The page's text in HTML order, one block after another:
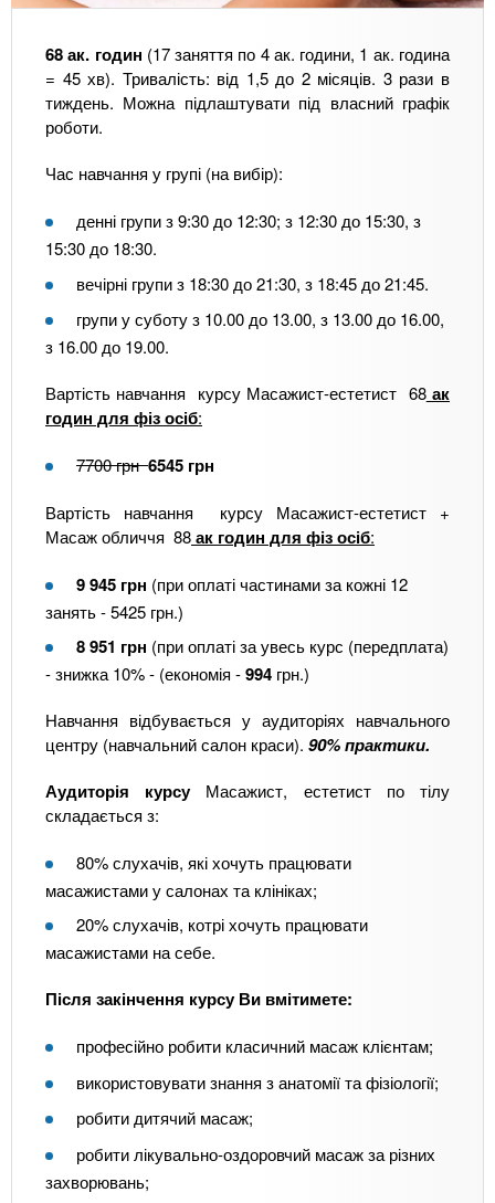
68 ак. годин (17 заняття по 4 ак. години, 1 ак. година
= 45 хв). Тривалість: від 1,5 до 2 місяців. 3 рази в
тиждень. Можна підлаштувати під власний графік
роботи.
Час навчання у групі (на вибір):
денні групи з 9:30 до 12:30; з 12:30 до 15:30, з
15:30 до 18:30.
вечірні групи з 18:30 до 21:30, з 18:45 до 21:45.
групи у суботу з 10.00 до 13.00, з 13.00 до 16.00,
з 16.00 до 19.00.
Вартість навчання курсу Масажист-естетист 68ак
годин для фіз осіб:
7700 грн6545 грн
Вартість навчання курсу Масажист-естетист +
Масаж обличчя 88ак годин для фіз осіб:
9 945 грн (при оплаті частинами за кожні 12
занять - 5425 грн.)
8 951 грн (при оплаті за увесь курс (передплата)
- знижка 10% - (економія -994 грн.)
Навчання відбувається у аудиторіях навчального
центру (навчальний салон краси). 90% практики.
Аудиторія курсуМасажист, естетист по тілу
складається з:
80% слухачів, які хочуть працювати
масажистами у салонах та клініках;
20% слухачів, котрі хочуть працювати
масажистами на себе.
Після закінчення курсу Ви вмітимете:
професійно робити класичний масаж клієнтам;
використовувати знання з анатомії та фізіології;
робити дитячий масаж;
робити лікувально-оздоровчий масаж за різних
захворювань;